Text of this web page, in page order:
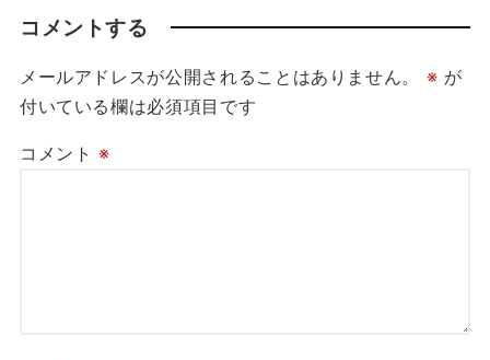
コメントする
メールアドレスが公開されることはありません。 ※ が
付いている欄は必須項目です
コメント ※